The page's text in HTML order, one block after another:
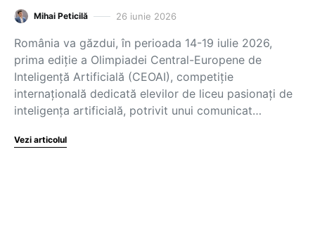
Mihai Peticilă 26 iunie 2026
România va găzdui, în perioada 14-19 iulie 2026,
prima ediție a Olimpiadei Central-Europene de
Inteligență Artificială (CEOAI), competiție
internațională dedicată elevilor de liceu pasionați de
inteligența artificială, potrivit unui comunicat…
Vezi articolul